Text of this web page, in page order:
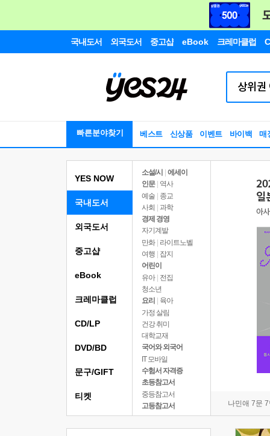
국내도서 외국도서 중고샵 eBook 크레마클럽
빠른분야찾기 베스트 신상품 이벤트 바이백 매
YES NOW
국내도서
소설/시
에세이
인문
역사
예술 | 종교
사회 | 과학
경제 경영
자기계발
만화 | 라이트노벨
여행
잡지
어린이
유아 | 전집
청소년
요리
육아
가정 살림
건강 취미
대학교재
국어와 외국어
IT 모바일
수험서 자격증
초등참고서
중등참고서
고등참고서
나민애 7문
외국도서
중고샵
eBook
크레마클럽
CD/LP
DVD/BD
문구/GIFT
티켓